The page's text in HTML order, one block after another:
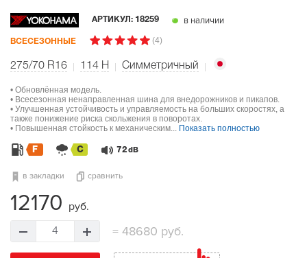
АРТИКУЛ: 18259 в наличии
ВСЕСЕЗОННЫЕ (4)
275/70 R16 114 H Симметричный
• Обновлённая модель.
• Всесезонная ненаправленная шина для внедорожников и пикапов.
• Улучшенная устойчивость и управляемость на больших скоростях, а
также понижение риска скольжения в поворотах.
• Повышенная стойкость к механическим... Показать полностью
F C 72 dB
в закладки сравнить
12170 руб.
4 =48680 руб.